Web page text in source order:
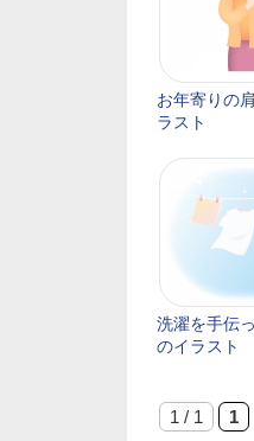
お年寄りの
ラスト
洗濯を手伝
のイラスト
1 / 1 1